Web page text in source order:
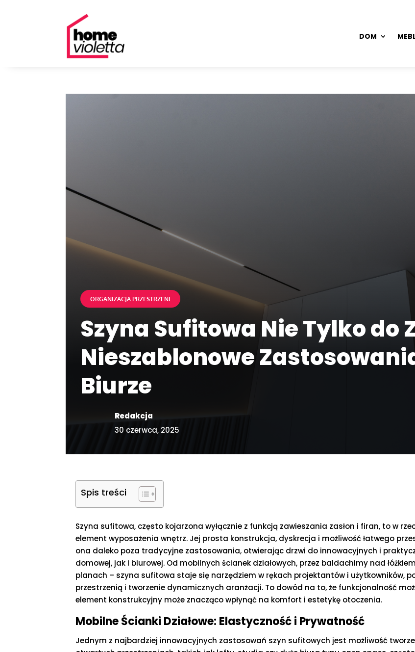
DOM
ORGANIZACJA PRZESTRZENI
Szyna Sufitowa Nie Tylko do
Nieszablonowe
Biurze
Redakcja
30 czerwca, 2025
Spis treści
Szyna sufitowa, często kojarzona wyłącznie z funkcją zawieszania zasłon i firan, to w
element wyposażenia wnętrz. Jej prosta konstrukcja, dyskrecja i możliwość łatwego
ona daleko poza tradycyjne zastosowania, otwierając drzwi do innowacyjnych i
domowej, jak i biurowej. Od mobilnych ścianek działowych, przez baldachimy nad
planach – szyna sufitowa staje się narzędziem w rękach projektantów i użytkowników,
przestrzenią i tworzenie dynamicznych aranżacji. To dowód na to, że funkcjonalność
element konstrukcyjny może znacząco wpłynąć na komfort i estetykę otoczenia.
Mobilne Ścianki Działowe: Elastyczność i Prywatność
Jednym z najbardziej innowacyjnych zastosowań szyn sufitowych jest możliwość